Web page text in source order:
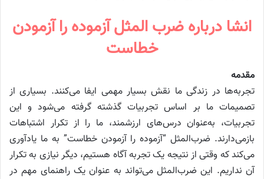
انشا درباره ضرب المثل آزموده را آزمودن
خطاست
مقدمه
تجربه‌ها در زندگی ما نقش بسیار مهمی ایفا می‌کنند. بسیاری از
تصمیمات ما بر اساس تجربیات گذشته گرفته می‌شود و این
تجربیات، به‌عنوان درس‌های ارزشمند، ما را از تکرار اشتباهات
بازمی‌دارند. ضرب‌المثل “آزموده را آزمودن خطاست” به ما یادآوری
می‌کند که وقتی از نتیجه یک تجربه آگاه هستیم، دیگر نیازی به تکرار
آن نداریم. این ضرب‌المثل می‌تواند به عنوان یک راهنمای مهم در